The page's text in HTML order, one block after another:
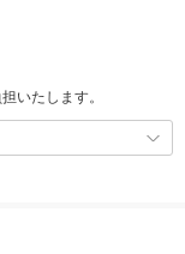
いたします。